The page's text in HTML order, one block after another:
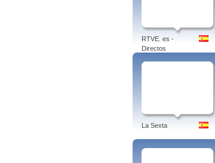
RTVE. es -
Directos
La Sexta